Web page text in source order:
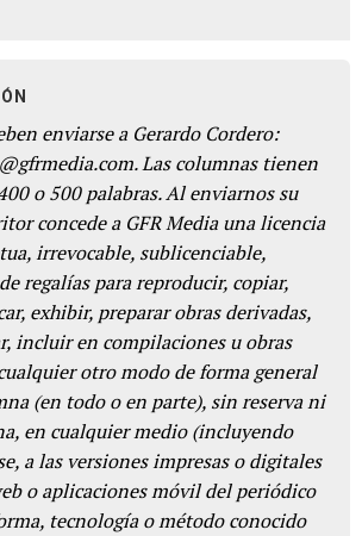
enviarse a Gerardo Cordero:
Las columnas tienen
o 500 palabras. Al enviarnos su
concede a GFR Media una licencia
irrevocable, sublicenciable,
regalías para reproducir, copiar,
exhibir, preparar obras derivadas,
incluir en compilaciones u obras
otro modo de forma general
(en todo o en parte), sin reserva ni
en cualquier medio (incluyendo
a las versiones impresas o digitales
o aplicaciones móvil del periódico
tecnología o método conocido